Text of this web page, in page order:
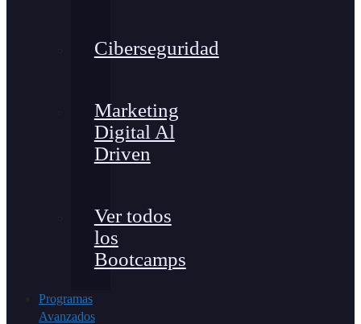
Ciberseguridad
Marketing
Digital Al
Driven
Ver todos
los
Bootcamps
Programas
Avanzados